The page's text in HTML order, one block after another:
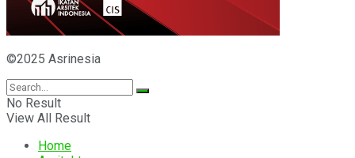
©2025 Asrinesia
No Result
View All Result
Home